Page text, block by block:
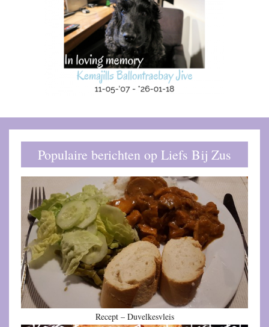
Populaire berichten op Liefs Bij Zus
Recept – Duvelkesvleis